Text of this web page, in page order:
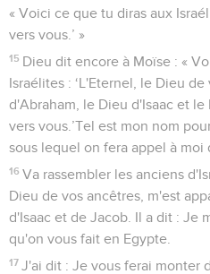
« Voici ce que tu diras aux
vers vous.’ »
15 Dieu dit encore à Moïse : «
Israélites : ‘L'Eternel, le Dieu
d'Abraham, le Dieu d'Isaac et
vers vous.’Tel est mon nom
sous lequel on fera appel à moi
16 Va rassembler les anciens
Dieu de vos ancêtres, m'est
d'Isaac et de Jacob. Il a dit : Je
qu'on vous fait en Egypte.
17 J'ai dit : Je vous ferai monter